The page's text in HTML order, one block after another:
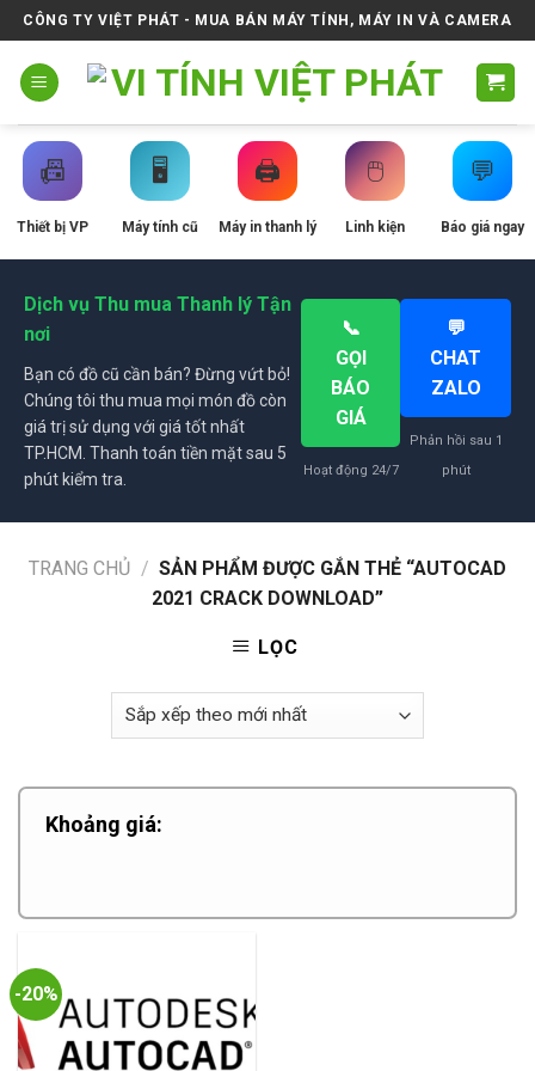
Skip
to
content
CÔNG TY VIỆT PHÁT - MUA BÁN MÁY TÍNH, MÁY IN VÀ CAMERA
📠
Thiết bị VP
🖥️
Máy tính cũ
🖨️
Máy in thanh lý
🖱️
Linh kiện
💬
Báo giá ngay
Dịch vụ Thu mua Thanh lý Tận
nơi
Bạn có đồ cũ cần bán? Đừng vứt bỏ!
Chúng tôi thu mua mọi món đồ còn
giá trị sử dụng với giá tốt nhất
TP.HCM. Thanh toán tiền mặt sau 5
phút kiểm tra.
📞
GỌI
BÁO
GIÁ
Hoạt động 24/7
💬
CHAT
ZALO
Phản hồi sau 1
phút
TRANG CHỦ / SẢN PHẨM ĐƯỢC GẮN THẺ “AUTOCAD
2021 CRACK DOWNLOAD”
LỌC
Khoảng giá:
-20%